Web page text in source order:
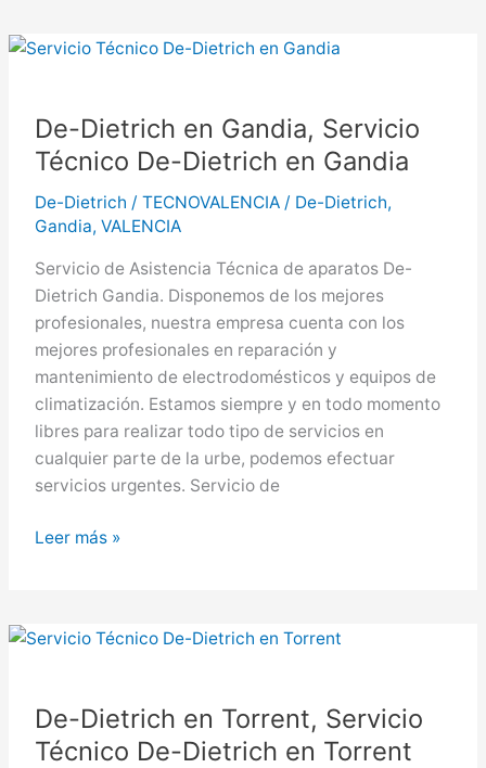
Servicio
Dietrich
en
Paterna
De-Dietrich en Gandia, Servicio
Técnico De-Dietrich en Gandia
De-Dietrich / TECNOVALENCIA / De-Dietrich,
Gandia, VALENCIA
Servicio de Asistencia Técnica de aparatos De-
Dietrich Gandia. Disponemos de los mejores
profesionales, nuestra empresa cuenta con los
mejores profesionales en reparación y
mantenimiento de electrodomésticos y equipos de
climatización. Estamos siempre y en todo momento
libres para realizar todo tipo de servicios en
cualquier parte de la urbe, podemos efectuar
servicios urgentes. Servicio de
De-
Servicio
Dietrich
en
Leer más »
De-Dietrich en Torrent, Servicio
Técnico De-Dietrich en Torrent